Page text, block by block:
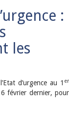
:
les
d’urgence au 1 er
février dernier, pour